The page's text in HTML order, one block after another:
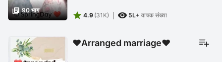
 90 भाग
 4.9 (31K)  5L+ वाचक संख्या
♥️Arranged marriage♥️